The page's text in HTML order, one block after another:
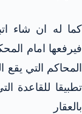
كما له ان شاء
فيرفعها امام
المحاكم التي يقع
تطبيقا للقاعدة
بالعقار